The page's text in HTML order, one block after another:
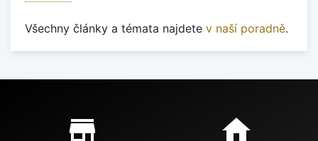
Všechny články a témata najdete v naší poradně.
Proč nakupovat u nás?
store_mall_directory home